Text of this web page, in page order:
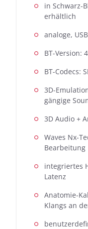
in Schwarz-
erhältlich
analoge,
BT-Version:
BT-Codecs:
3D-
gängige
3D Audio +
Waves Nx-
Bearbeitung
integriertes
Latenz
Anatomie-
Klangs an